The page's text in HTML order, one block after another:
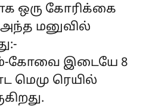
ஒரு கோரிக்கை
மனுவில்
கோவை இடையே 8
மெமு ரெயில்